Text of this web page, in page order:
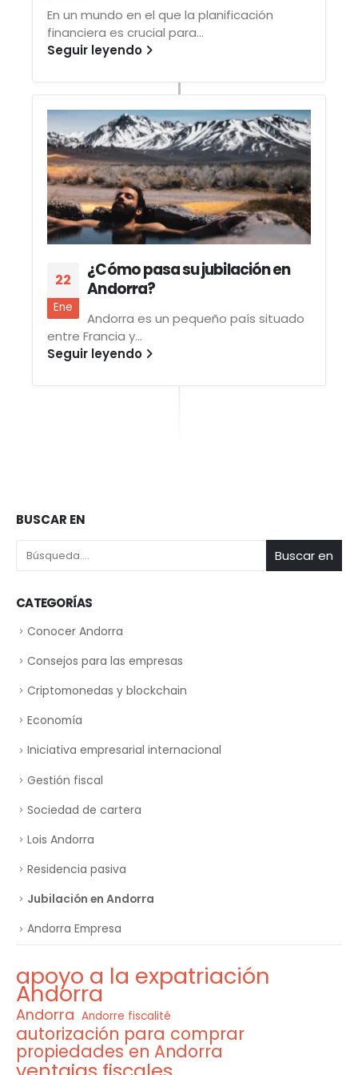
En un mundo en el que la planificación
financiera es crucial para...
Seguir leyendo
22
Ene
¿Cómo pasa su jubilación en
Andorra?
Andorra es un pequeño país situado
entre Francia y...
Seguir leyendo
BUSCAR EN
Buscar en
CATEGORÍAS
Conocer Andorra
Consejos para las empresas
Criptomonedas y blockchain
Economía
Iniciativa empresarial internacional
Gestión fiscal
Sociedad de cartera
Lois Andorra
Residencia pasiva
Jubilación en Andorra
Andorra Empresa
apoyo a la expatriación
Andorra
Andorra Andorre fiscalité
autorización para comprar
propiedades en Andorra